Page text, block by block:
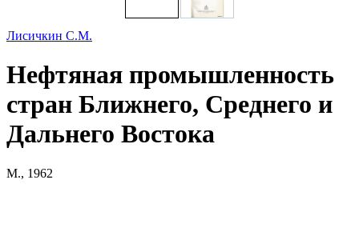
Лисичкин С.М.
Нефтяная промышленность
стран Ближнего, Среднего и
Дальнего Востока
М., 1962